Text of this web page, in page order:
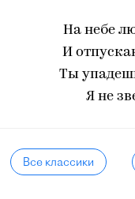
На небе
И
Ты
Я не
Все классики